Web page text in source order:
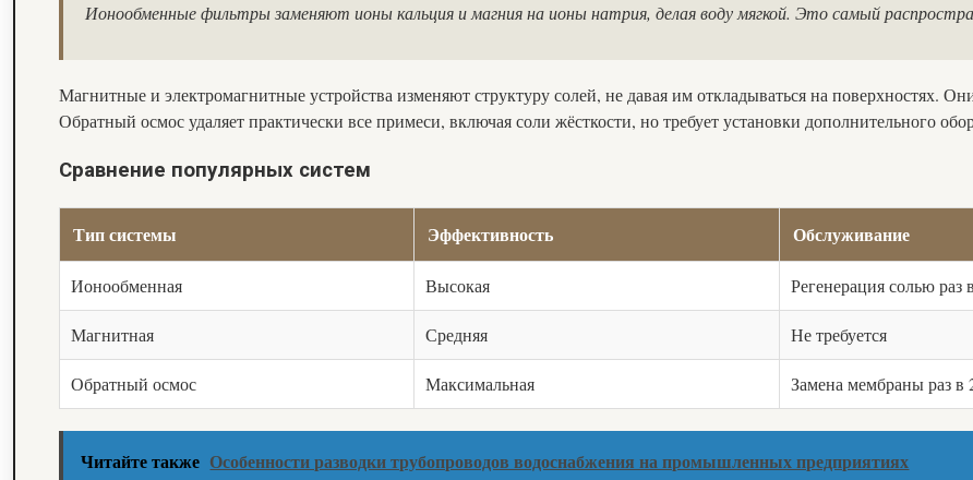
Ионообменные фильтры заменяют ионы кальция и магния на ионы натрия, делая воду мягкой. Это самый
Магнитные и электромагнитные устройства изменяют структуру солей, не давая им откладываться на поверхностях.
Обратный осмос удаляет практически все примеси, включая соли жёсткости, но требует установки дополнительного
Сравнение популярных систем
Тип системы Эффективность Обслуживание
Ионообменная Высокая Регенерация солью раз
Магнитная Средняя Не требуется
Обратный осмос Максимальная Замена мембраны раз в
Читайте также Особенности разводки трубопроводов водоснабжения на промышленных предприятиях